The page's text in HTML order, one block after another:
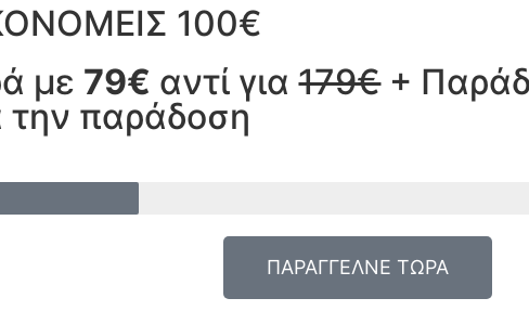
100€
με 79€ αντί για179€+
παράδοση
ΠΑΡΑΓΓΕΛΝΕ ΤΩΡΑ